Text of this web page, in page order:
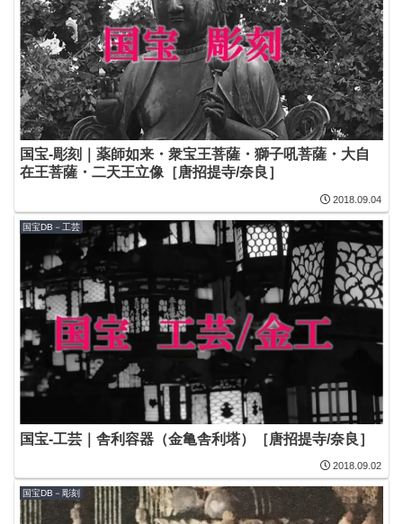
国宝-彫刻｜薬師如来・衆宝王菩薩・獅子吼菩薩・大自
在王菩薩・二天王立像［唐招提寺/奈良］
2018.09.04
国宝DB－工芸
国宝-工芸｜舎利容器（金亀舎利塔）［唐招提寺/奈良］
2018.09.02
国宝DB－彫刻